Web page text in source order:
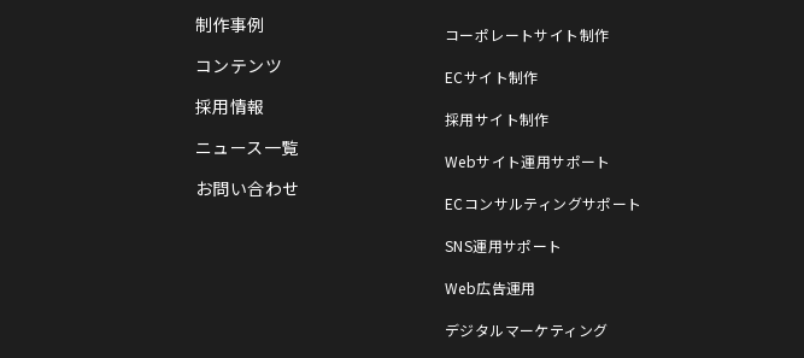
制作事例
コンテンツ
採用情報
ニュース一覧
お問い合わせ
コーポレートサイト制作
ECサイト制作
採用サイト制作
Webサイト運用サポート
ECコンサルティングサポート
SNS運用サポート
Web広告運用
デジタルマーケティング